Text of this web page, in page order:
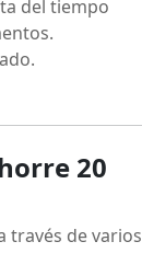
del tiempo
20
través de varios